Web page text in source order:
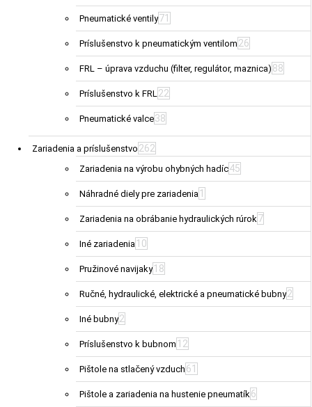
Pneumatické ventily71
Príslušenstvo k pneumatickým ventilom 26
FRL – úprava vzduchu (filter, regulátor, maznica) 88
Príslušenstvo k FRL22
Pneumatické valce38
Zariadenia a príslušenstvo 262
Zariadenia na výrobu ohybných hadíc45
Náhradné diely pre zariadenia 1
Zariadenia na obrábanie hydraulických rúrok7
Iné zariadenia 10
Pružinové navijaky 18
Ručné, hydraulické, elektrické a pneumatické bubny2
Iné bubny2
Príslušenstvo k bubnom 12
Pištole na stlačený vzduch 61
Pištole a zariadenia na hustenie pneumatík6